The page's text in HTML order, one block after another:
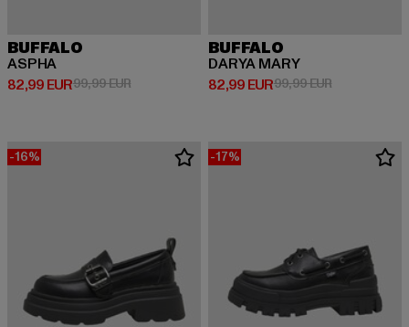
BUFFALO
ASPHA
82,99 EUR
Derzeitiger Preis: 82,99 EUR
99,99 EURAktionspreis: 99,99 EUR
BUFFALO
DARYA MARY
82,99 EUR
Derzeitiger Preis: 82,99 EUR
99,99 EURAktionspreis:
-16% -17%